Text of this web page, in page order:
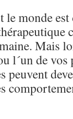
monde est
Mais
l´un de
peuvent